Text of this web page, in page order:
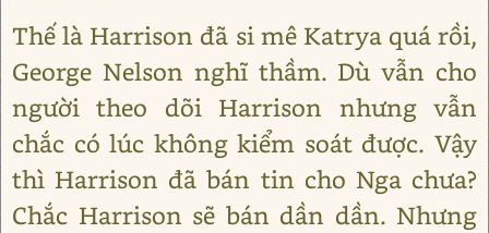
Thế là Harrison đã si mê Katrya quá rồi,
George Nelson nghĩ thầm. Dù vẫn cho
người theo dõi Harrison nhưng vẫn
chắc có lúc không kiểm soát được. Vậy
thì Harrison đã bán tin cho Nga chưa?
Chắc Harrison sẽ bán dần dần. Nhưng